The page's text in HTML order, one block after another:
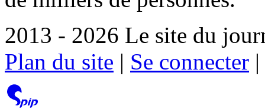
2013 - 2026 Le site du
Plan du site | Se connecter |